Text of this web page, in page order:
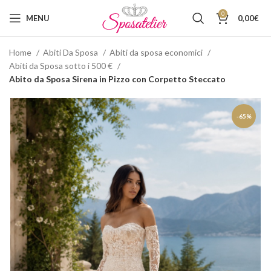
MENU 0 0,00€
Home Abiti Da Sposa
Abiti da sposa economici
Abiti da Sposa sotto i 500 €
Abito da Sposa Sirena in Pizzo con Corpetto Steccato
-65%